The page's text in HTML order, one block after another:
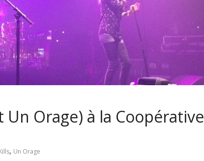
Un Orage) à la Coopérative
, Un Orage